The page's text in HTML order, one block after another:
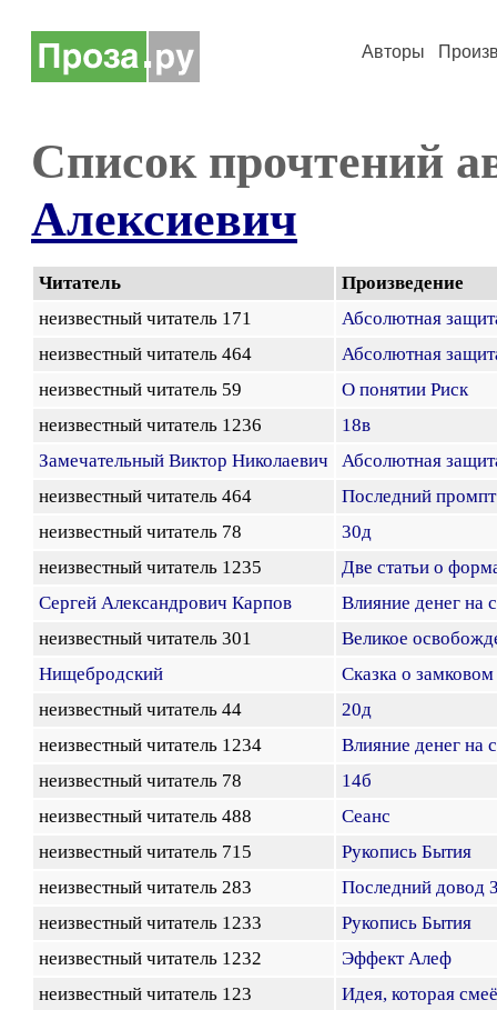
Авторы
Список прочтений
Алексиевич
Читатель
Произведение
неизвестный читатель 171
Абсолютная
неизвестный читатель 464
Абсолютная
неизвестный читатель 59
О понятии Риск
неизвестный читатель 1236
18в
Замечательный Виктор Николаевич
Абсолютная
неизвестный читатель 464
Последний
неизвестный читатель 78
30д
неизвестный читатель 1235
Две статьи о
Сергей Александрович Карпов
Влияние денег на
неизвестный читатель 301
Великое
Нищебродский
Сказка о
неизвестный читатель 44
20д
неизвестный читатель 1234
Влияние денег на
неизвестный читатель 78
14б
неизвестный читатель 488
Сеанс
неизвестный читатель 715
Рукопись Бытия
неизвестный читатель 283
Последний довод
неизвестный читатель 1233
Рукопись Бытия
неизвестный читатель 1232
Эффект Алеф
неизвестный читатель 123
Идея, которая